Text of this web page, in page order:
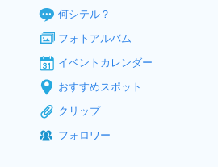
何シテル？
フォトアルバム
イベントカレンダー
おすすめスポット
クリップ
フォロワー